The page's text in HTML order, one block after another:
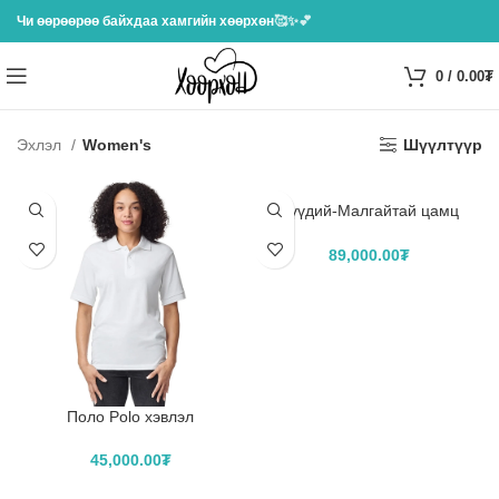
Чи өөрөөрөө байхдаа хамгийн хөөрхөн🥰✨💕
0 / 0.00₮
Эхлэл Women's Шүүлтүүр
Поло Polo хэвлэл
45,000.00₮
Хүүдий-Малгайтай цамц
89,000.00₮